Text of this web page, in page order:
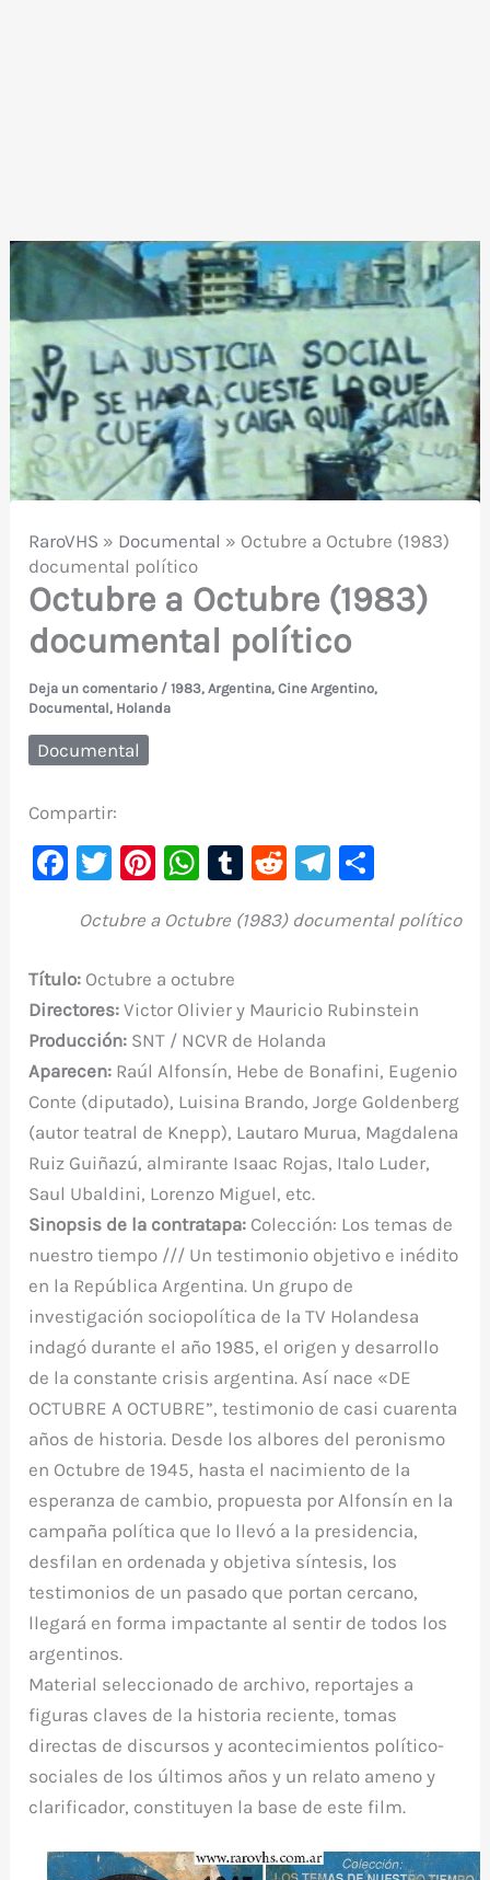
RaroVHS » Documental » Octubre a Octubre (1983)
documental político
Octubre a Octubre (1983)
documental político
Deja un comentario /1983,Argentina,Cine Argentino,
Documental, Holanda
Documental
Compartir:
F
c
e
b
o
o
k
T
it
te
r
Pi
er
e
st
W
at
s
A
p
p
T
m
r
R
d
t
Te
gr
m
m
ar
r
Octubre a Octubre (1983) documental político
Título: Octubre a octubre
Directores: Victor Olivier y Mauricio Rubinstein
Producción: SNT / NCVR de Holanda
Aparecen: Raúl Alfonsín, Hebe de Bonafini, Eugenio
Conte (diputado), Luisina Brando, Jorge Goldenberg
(autor teatral de Knepp), Lautaro Murua, Magdalena
Ruiz Guiñazú, almirante Isaac Rojas, Italo Luder,
Saul Ubaldini, Lorenzo Miguel, etc.
Sinopsis de la contratapa: Colección: Los temas de
nuestro tiempo /// Un testimonio objetivo e inédito
en la República Argentina. Un grupo de
investigación sociopolítica de la TV Holandesa
indagó durante el año 1985, el origen y desarrollo
de la constante crisis argentina. Así nace «DE
OCTUBRE A OCTUBRE”, testimonio de casi cuarenta
años de historia. Desde los albores del peronismo
en Octubre de 1945, hasta el nacimiento de la
esperanza de cambio, propuesta por Alfonsín en la
campaña política que lo llevó a la presidencia,
desfilan en ordenada y objetiva síntesis, los
testimonios de un pasado que portan cercano,
llegará en forma impactante al sentir de todos los
argentinos.
Material seleccionado de archivo, reportajes a
figuras claves de la historia reciente, tomas
directas de discursos y acontecimientos político-
sociales de los últimos años y un relato ameno y
clarificador, constituyen la base de este film.